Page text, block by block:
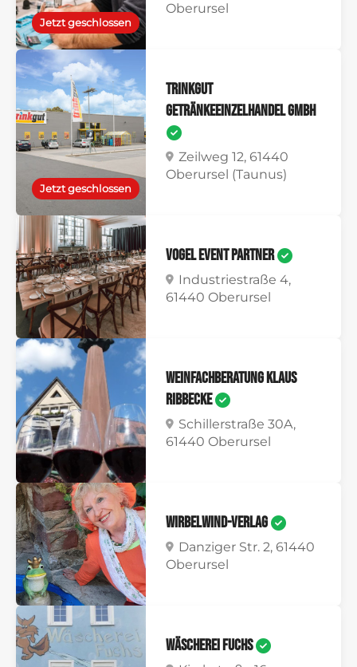
Jetzt geschlossen
Oberursel
Jetzt geschlossen
Trinkgut
Getränkeeinzelhandel GmbH
Zeilweg 12, 61440
Oberursel (Taunus)
Vogel Event Partner
Industriestraße 4,
61440 Oberursel
Weinfachberatung Klaus
Ribbecke
Schillerstraße 30A,
61440 Oberursel
Wirbelwind-Verlag
Danziger Str. 2, 61440
Oberursel
Wäscherei Fuchs